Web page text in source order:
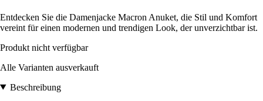
Entdecken Sie die Damenjacke Macron Anuket, die Stil und Komfort
vereint für einen modernen und trendigen Look, der unverzichtbar ist.
Produkt nicht verfügbar
Alle Varianten ausverkauft
Beschreibung